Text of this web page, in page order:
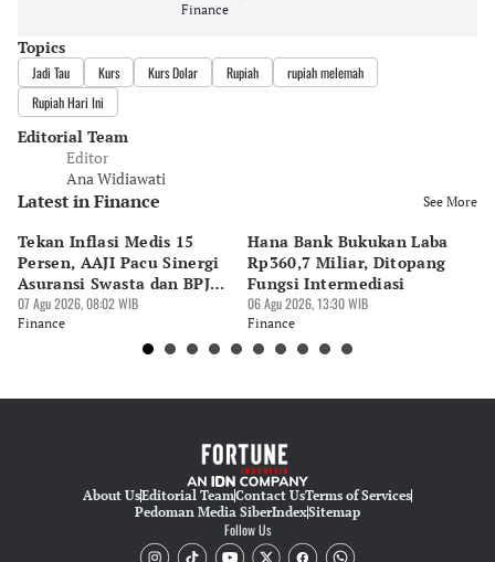
Finance
Topics
Jadi Tau Kurs Kurs Dolar Rupiah
rupiah melemah
Rupiah Hari Ini
Editorial Team
Editor
Ana Widiawati
Latest in Finance See More
Tekan Inflasi Medis 15
Persen, AAJI Pacu Sinergi
Asuransi Swasta dan BPJS
Kesehatan
07 Agu 2026, 08:02 WIB
Finance
Hana Bank Bukukan Laba
Rp360,7 Miliar, Ditopang
Fungsi Intermediasi
06 Agu 2026, 13:30 WIB
Finance
About UsEditorial TeamContact UsTerms of Services
Pedoman Media SiberIndexSitemap
Follow Us